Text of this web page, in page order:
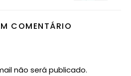
COMENTÁRIO
não será publicado.